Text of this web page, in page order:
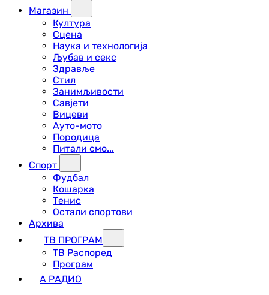
Магазин
Култура
Сцена
Наука и технологија
Љубав и секс
Здравље
Стил
Занимљивости
Савјети
Вицеви
Ауто-мото
Породица
Питали смо...
Спорт
Фудбал
Кошарка
Тенис
Остали спортови
Архива
ТВ ПРОГРАМ
ТВ Распоред
Програм
А РАДИО